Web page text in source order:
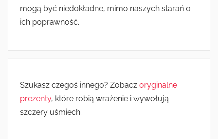
mogą być niedokładne, mimo naszych starań o
ich poprawność.
Szukasz czegoś innego? Zobacz oryginalne
prezenty, które robią wrażenie i wywołują
szczery uśmiech.